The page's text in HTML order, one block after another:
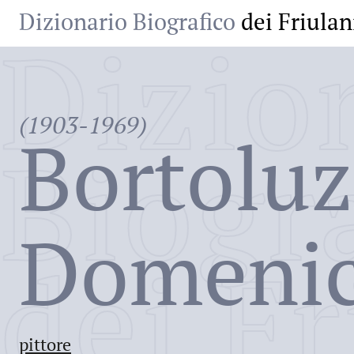
Dizionario Biografico dei
(1903-1969)
pittore